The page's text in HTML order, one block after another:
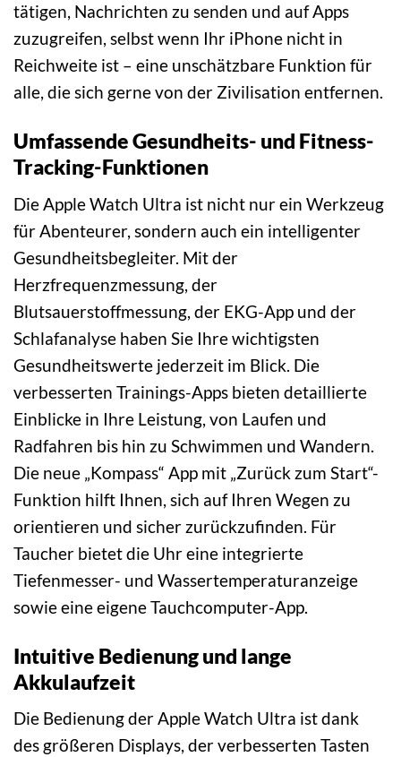
tätigen, Nachrichten zu senden und auf Apps
zuzugreifen, selbst wenn Ihr iPhone nicht in
Reichweite ist – eine unschätzbare Funktion für
alle, die sich gerne von der Zivilisation entfernen.
Umfassende Gesundheits- und Fitness-
Tracking-Funktionen
Die Apple Watch Ultra ist nicht nur ein Werkzeug
für Abenteurer, sondern auch ein intelligenter
Gesundheitsbegleiter. Mit der
Herzfrequenzmessung, der
Blutsauerstoffmessung, der EKG-App und der
Schlafanalyse haben Sie Ihre wichtigsten
Gesundheitswerte jederzeit im Blick. Die
verbesserten Trainings-Apps bieten detaillierte
Einblicke in Ihre Leistung, von Laufen und
Radfahren bis hin zu Schwimmen und Wandern.
Die neue „Kompass“ App mit „Zurück zum Start“-
Funktion hilft Ihnen, sich auf Ihren Wegen zu
orientieren und sicher zurückzufinden. Für
Taucher bietet die Uhr eine integrierte
Tiefenmesser- und Wassertemperaturanzeige
sowie eine eigene Tauchcomputer-App.
Intuitive Bedienung und lange
Akkulaufzeit
Die Bedienung der Apple Watch Ultra ist dank
des größeren Displays, der verbesserten Tasten